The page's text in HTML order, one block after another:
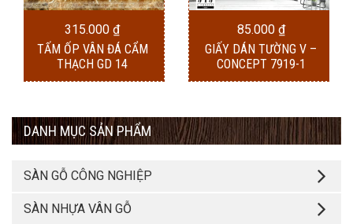
315.000 ₫
TẤM ỐP VÂN ĐÁ CẨM
THẠCH GD 14
85.000 ₫
GIẤY DÁN TƯỜNG V –
CONCEPT 7919-1
DANH MỤC SẢN PHẨM
SÀN GỖ CÔNG NGHIỆP
SÀN NHỰA VÂN GỖ